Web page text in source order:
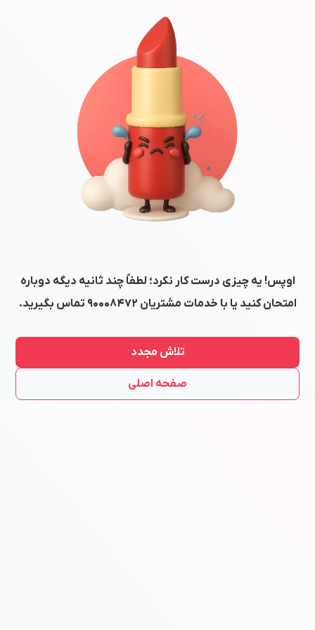
اوپس! یه چیزی درست کار نکرد؛ لطفاً چند ثانیه دیگه دوباره
امتحان کنید یا با خدمات مشتریان ۹۰۰۰۸۴۷۲ تماس بگیرید.
تلاش مجدد
صفحه اصلی